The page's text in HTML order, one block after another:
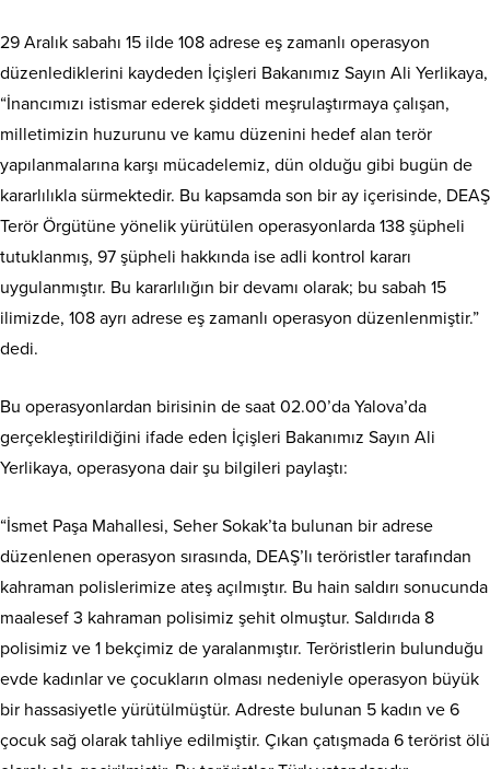
29 Aralık sabahı 15 ilde 108 adrese eş zamanlı operasyon
düzenlediklerini kaydeden İçişleri Bakanımız Sayın Ali Yerlikaya,
“İnancımızı istismar ederek şiddeti meşrulaştırmaya çalışan,
milletimizin huzurunu ve kamu düzenini hedef alan terör
yapılanmalarına karşı mücadelemiz, dün olduğu gibi bugün de
kararlılıkla sürmektedir. Bu kapsamda son bir ay içerisinde, DEAŞ
Terör Örgütüne yönelik yürütülen operasyonlarda 138 şüpheli
tutuklanmış, 97 şüpheli hakkında ise adli kontrol kararı
uygulanmıştır. Bu kararlılığın bir devamı olarak; bu sabah 15
ilimizde, 108 ayrı adrese eş zamanlı operasyon düzenlenmiştir.”
dedi.
Bu operasyonlardan birisinin de saat 02.00’da Yalova’da
gerçekleştirildiğini ifade eden İçişleri Bakanımız Sayın Ali
Yerlikaya, operasyona dair şu bilgileri paylaştı:
“İsmet Paşa Mahallesi, Seher Sokak’ta bulunan bir adrese
düzenlenen operasyon sırasında, DEAŞ’lı teröristler tarafından
kahraman polislerimize ateş açılmıştır. Bu hain saldırı sonucunda
maalesef 3 kahraman polisimiz şehit olmuştur. Saldırıda 8
polisimiz ve 1 bekçimiz de yaralanmıştır. Teröristlerin bulunduğu
evde kadınlar ve çocukların olması nedeniyle operasyon büyük
bir hassasiyetle yürütülmüştür. Adreste bulunan 5 kadın ve 6
çocuk sağ olarak tahliye edilmiştir. Çıkan çatışmada 6 terörist ölü